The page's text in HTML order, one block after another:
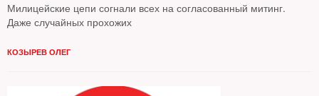
Милицейские цепи согнали всех на согласованный митинг.
Даже случайных прохожих
КОЗЫРЕВ ОЛЕГ